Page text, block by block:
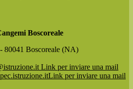
Boscoreale
80041 Boscoreale (NA)
Link per inviare una mail
Link per inviare una mail